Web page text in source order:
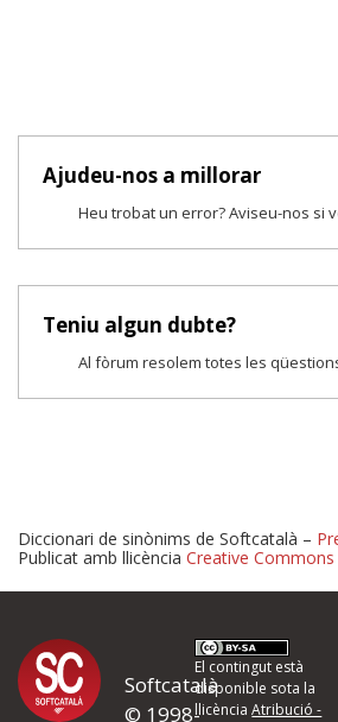
Ajudeu-nos a millorar
Heu trobat un error? Aviseu-nos si
Teniu algun dubte?
Al fòrum resolem totes les
Proposeu-nos
d'errors
Diccionari de sinònims de Softcatalà –
Publicat amb llicència Creative Commons
Softcatalà
© 1998-
El contingut està
disponible sota la
llicènciaAtribució -